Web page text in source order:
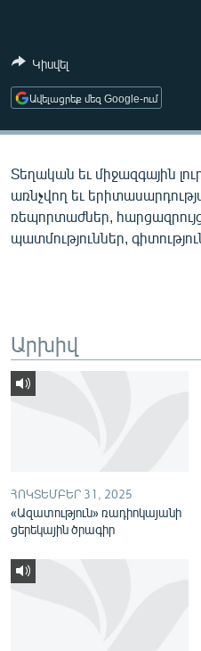
ՄԵԿՆԱԲԱՆՈՒԹՅՈՒՆ
ԿՈՐՈՆԱՎԻՐՈՒՍ
ԱՐԽԻՎ
ՏԵՍԱՆՅՈՒԹԵՐ
ՓՈԴՔԱՍԹ
Հայերեն
ՀԵՏԵՎԵՔ ՄԵԶ
Կիսվել
Ավելացրեք մեզ Google-ում
Տեղական եւ միջազգային
առնչվող եւ
ռեպորտաժներ,
պատմություններ,
Արխիվ
ՀՈԿՏԵՄԲԵՐ 31, 2025
«Ազատություն» ռադիոկայանի
ցերեկային ծրագիր